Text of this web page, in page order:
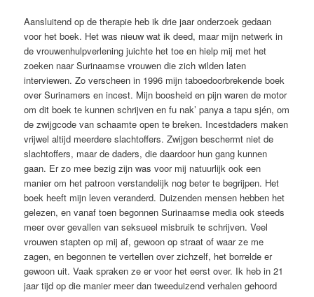
Aansluitend op de therapie heb ik drie jaar onderzoek gedaan
voor het boek. Het was nieuw wat ik deed, maar mijn netwerk in
de vrouwenhulpverlening juichte het toe en hielp mij met het
zoeken naar Surinaamse vrouwen die zich wilden laten
interviewen. Zo verscheen in 1996 mijn taboedoorbrekende boek
over Surinamers en incest. Mijn boosheid en pijn waren de motor
om dit boek te kunnen schrijven en fu nak’ panya a tapu sjén, om
de zwijgcode van schaamte open te breken. Incestdaders maken
vrijwel altijd meerdere slachtoffers. Zwijgen beschermt niet de
slachtoffers, maar de daders, die daardoor hun gang kunnen
gaan. Er zo mee bezig zijn was voor mij natuurlijk ook een
manier om het patroon verstandelijk nog beter te begrijpen. Het
boek heeft mijn leven veranderd. Duizenden mensen hebben het
gelezen, en vanaf toen begonnen Surinaamse media ook steeds
meer over gevallen van seksueel misbruik te schrijven. Veel
vrouwen stapten op mij af, gewoon op straat of waar ze me
zagen, en begonnen te vertellen over zichzelf, het borrelde er
gewoon uit. Vaak spraken ze er voor het eerst over. Ik heb in 21
jaar tijd op die manier meer dan tweeduizend verhalen gehoord